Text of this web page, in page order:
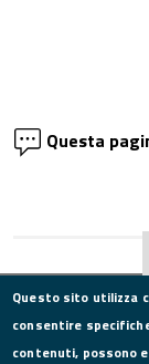
Questa
CONTATTI
Questo sito utilizza
consentire
contenuti, possono